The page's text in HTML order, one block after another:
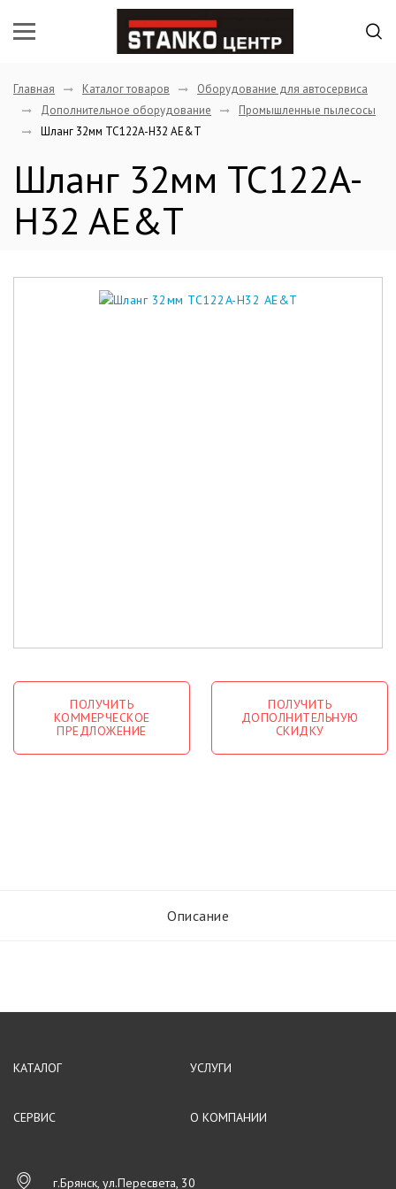
Главная Каталог товаров
Оборудование для автосервиса
Дополнительное оборудование
Промышленные пылесосы
Шланг 32мм TC122A-H32 AE&T
Шланг 32мм TC122A-
H32 AE&T
ПОЛУЧИТЬ
КОММЕРЧЕСКОЕ
ПРЕДЛОЖЕНИЕ
ПОЛУЧИТЬ
ДОПОЛНИТЕЛЬНУЮ
СКИДКУ
Описание
КАТАЛОГ УСЛУГИ
СЕРВИС О КОМПАНИИ
г.Брянск, ул.Пересвета, 30